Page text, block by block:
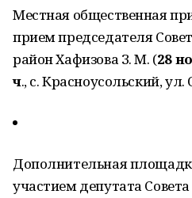
Местная общественная
прием председателя
район Хафизова З. М. (28
ч., с. Красноусольский, ул.
Дополнительная
участием депутата